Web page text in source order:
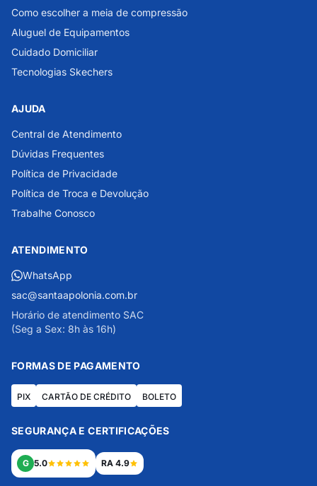
Como escolher a meia de compressão
Aluguel de Equipamentos
Cuidado Domiciliar
Tecnologias Skechers
AJUDA
Central de Atendimento
Dúvidas Frequentes
Política de Privacidade
Política de Troca e Devolução
Trabalhe Conosco
ATENDIMENTO
WhatsApp
sac@santaapolonia.com.br
Horário de atendimento SAC
(Seg a Sex: 8h às 16h)
FORMAS DE PAGAMENTO
PIX CARTÃO DE CRÉDITO BOLETO
SEGURANÇA E CERTIFICAÇÕES
G 5.0 RA 4.9